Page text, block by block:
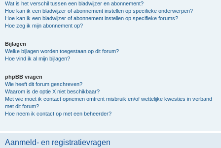
Wat is het verschil tussen een bladwijzer en abonnement?
Hoe kan ik een bladwijzer of abonnement instellen op specifieke onderwerpen?
Hoe kan ik een bladwijzer of abonnement instellen op specifieke forums?
Hoe zeg ik mijn abonnement op?
Bijlagen
Welke bijlagen worden toegestaan op dit forum?
Hoe vind ik al mijn bijlagen?
phpBB vragen
Wie heeft dit forum geschreven?
Waarom is de optie X niet beschikbaar?
Met wie moet ik contact opnemen omtrent misbruik en/of wettelijke kwesties in verband
met dit forum?
Hoe neem ik contact op met een beheerder?
Aanmeld- en registratievragen